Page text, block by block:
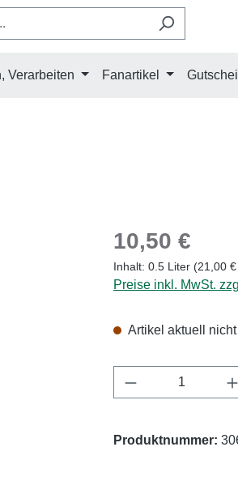
Verarbeiten Fanartikel
Regulärer Preis:
10,50 €
Inhalt: 0.5 Liter (21,00
Preise inkl. MwSt.
Artikel aktuell
Produkt
Produktnummer: